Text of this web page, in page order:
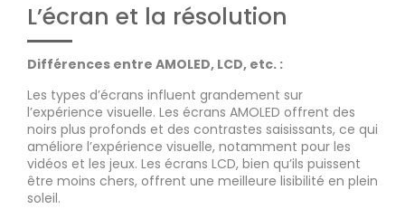
L’écran et la résolution
Différences entre AMOLED, LCD, etc. :
Les types d’écrans influent grandement sur
l’expérience visuelle. Les écrans AMOLED offrent des
noirs plus profonds et des contrastes saisissants, ce qui
améliore l’expérience visuelle, notamment pour les
vidéos et les jeux. Les écrans LCD, bien qu’ils puissent
être moins chers, offrent une meilleure lisibilité en plein
soleil.